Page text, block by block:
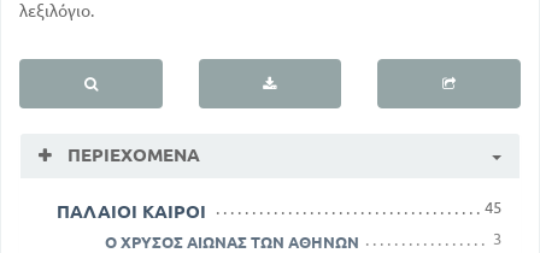
λεξιλόγιο.
ΠΕΡΙΕΧΌΜΕΝΑ
ΠΑΛΑΙΟΙ ΚΑΙΡΟΙ 45
Ο ΧΡΥΣΟΣ ΑΙΩΝΑΣ ΤΩΝ ΑΘΗΝΩΝ
3